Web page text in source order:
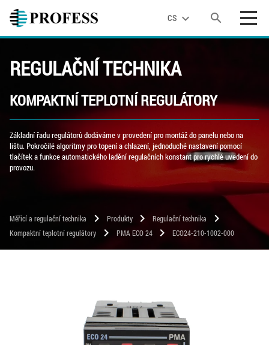
CS expand_more search
REGULAČNÍ TECHNIKA
KOMPAKTNÍ TEPLOTNÍ REGULÁTORY
Základní řadu regulátorů dodáváme v provedení pro montáž do panelu nebo na
lištu. Pokročilé algoritmy pro topení a chlazení, jednoduché nastavení pomocí
tlačítek a funkce automatického ladění regulačních konstant pro rychlé uvedení do
provozu.
Měřicí a regulační technika chevron_right Produkty chevron_right Regulační technika chevron_right
Kompaktní teplotní regulátory chevron_right PMA ECO 24 chevron_right ECO24-210-1002-000